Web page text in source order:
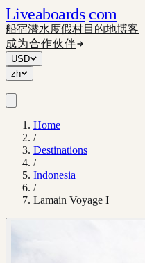
Liveaboards com
船宿潜水度假村目的地博客
成为合作伙伴
USD
zh
Home
/
Destinations
/
Indonesia
/
Lamain Voyage I